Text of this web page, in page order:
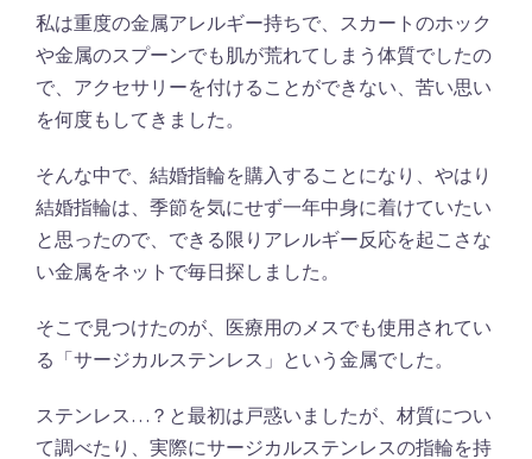
私は重度の金属アレルギー持ちで、スカートのホック
や金属のスプーンでも肌が荒れてしまう体質でしたの
で、アクセサリーを付けることができない、苦い思い
を何度もしてきました。
そんな中で、結婚指輪を購入することになり、やはり
結婚指輪は、季節を気にせず一年中身に着けていたい
と思ったので、できる限りアレルギー反応を起こさな
い金属をネットで毎日探しました。
そこで見つけたのが、医療用のメスでも使用されてい
る「サージカルステンレス」という金属でした。
ステンレス…？と最初は戸惑いましたが、材質につい
て調べたり、実際にサージカルステンレスの指輪を持